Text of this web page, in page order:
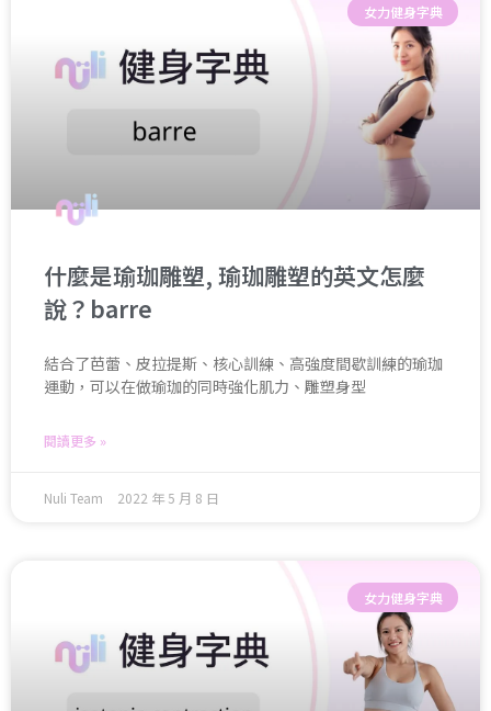
女力健身字典
什麼是瑜珈雕塑, 瑜珈雕塑的英文怎麼
說？barre
結合了芭蕾、皮拉提斯、核心訓練、高強度間歇訓練的瑜珈
運動，可以在做瑜珈的同時強化肌力、雕塑身型
閱讀更多 »
Nuli Team 2022 年 5 月 8 日
女力健身字典